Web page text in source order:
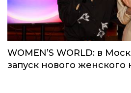
WOMEN’S WORLD: в
запуск нового женского